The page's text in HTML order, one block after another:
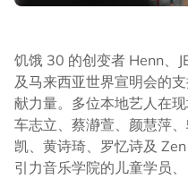
饥饿 30 的创变者 Henn、
及马来西亚世界宣明会的
献力量。多位本地艺人在
车志立、蔡瀞萱、颜慧萍
凯、黄诗琦、罗忆诗及
引力音乐学院的儿童学员